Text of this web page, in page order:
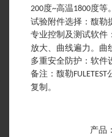
200度~高温1800度等
试验附件选择 ： 馥勒
专业控制及测试软件
放大、曲线遍力。曲
多重安全防护 ： 软件
备注：馥勒FULETEST
复制。
产品